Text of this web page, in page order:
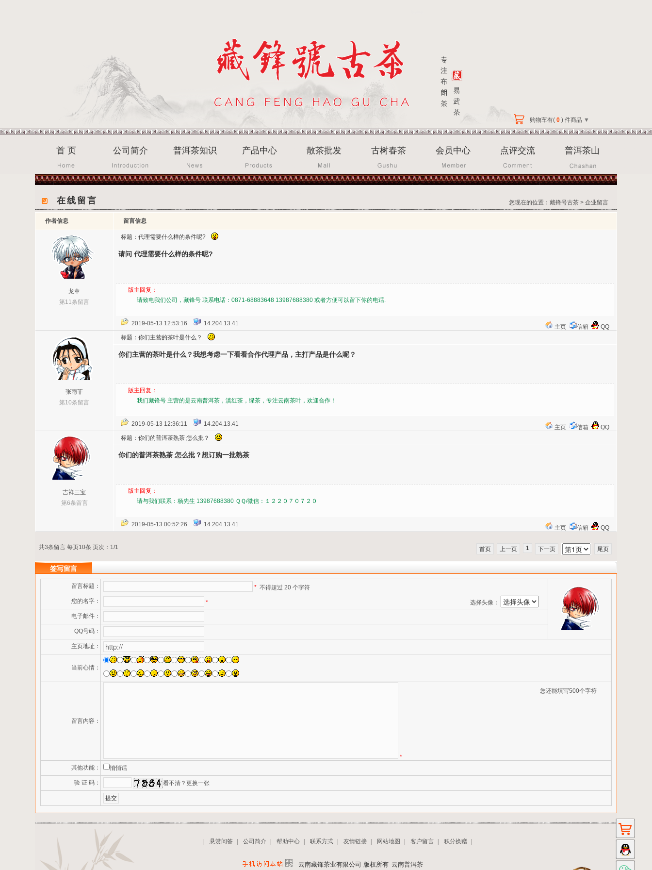
首 页 公司简介 普洱茶知识 产品中心 散茶批发 古树春茶 会员中心 点评交流 普洱茶山
购物车有( 0 ) 件商品 ▼
在线留言
作者信息 留言信息
龙章
第11条留言
标题：代理需要什么样的条件呢?
请问 代理需要什么样的条件呢?
版主回复：
请致电我们公司，藏锋号 联系电话：0871-68883648 13987688380 或者方便可以留下你的电话.
2019-05-13 12:53:16 14.204.13.41 主页 信箱 QQ
张雨菲
第10条留言
标题：你们主营的茶叶是什么？
你们主营的茶叶是什么？我想考虑一下看看合作代理产品，主打产品是什么呢？
版主回复：
我们藏锋号 主营的是云南普洱茶，滇红茶，绿茶，专注云南茶叶，欢迎合作！
2019-05-13 12:36:11 14.204.13.41 主页 信箱 QQ
吉祥三宝
第6条留言
标题：你们的普洱茶熟茶 怎么批？
你们的普洱茶熟茶 怎么批？想订购一批熟茶
版主回复：
请与我们联系：杨先生 13987688380 ＱＱ/微信：１２２０７０７２０
2019-05-13 00:52:26 14.204.13.41 主页 信箱 QQ
共3条留言 每页10条 页次：1/1 首页 上一页 1 下一页 尾页
签写留言
留言标题： * 不得超过 20 个字符
您的名字：
*
选择头像：
电子邮件：
QQ号码：
主页地址：
当前心情：
留言内容：
您还能填写500个字符
*
其他功能：
悄悄话
验 证 码： 看不清？更换一张
您现在的位置： 藏锋号古茶 > 企业留言
悬赏问答 公司简介 帮助中心 联系方式 友情链接 网站地图 客户留言 积分换赠
云南藏锋茶业有限公司 版权所有 云南普洱茶